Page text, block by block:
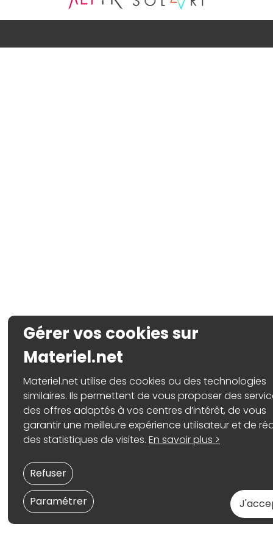
Gérer vos cookies sur
Materiel.net
Materiel.net utilise des cookies ou des technologies
similaires. Ils permettent de vous proposer des
des offres adaptés à vos centres d’intérêt, de vous
garantir une meilleure expérience utilisateur et de
des statistiques de visites.En savoir plus >
Paramétrer
Refuser